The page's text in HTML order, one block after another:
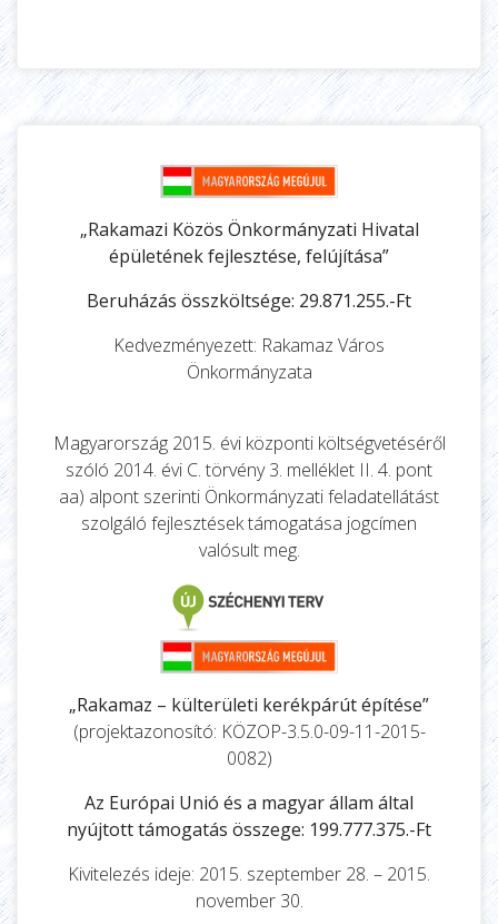
„Rakamazi Közös Önkormányzati Hivatal
épületének fejlesztése, felújítása”
Beruházás összköltsége: 29.871.255.-Ft
Kedvezményezett: Rakamaz Város
Önkormányzata
Magyarország 2015. évi központi költségvetéséről
szóló 2014. évi C. törvény 3. melléklet II. 4. pont
aa) alpont szerinti Önkormányzati feladatellátást
szolgáló fejlesztések támogatása jogcímen
valósult meg.
„Rakamaz – külterületi kerékpárút építése”
(projektazonosító: KÖZOP-3.5.0-09-11-2015-
0082)
Az Európai Unió és a magyar állam által
nyújtott támogatás összege: 199.777.375.-Ft
Kivitelezés ideje: 2015. szeptember 28. – 2015.
november 30.